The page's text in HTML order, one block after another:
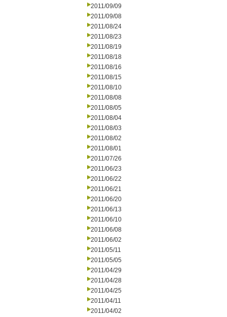
2011/09/09
2011/09/08
2011/08/24
2011/08/23
2011/08/19
2011/08/18
2011/08/16
2011/08/15
2011/08/10
2011/08/08
2011/08/05
2011/08/04
2011/08/03
2011/08/02
2011/08/01
2011/07/26
2011/06/23
2011/06/22
2011/06/21
2011/06/20
2011/06/13
2011/06/10
2011/06/08
2011/06/02
2011/05/11
2011/05/05
2011/04/29
2011/04/28
2011/04/25
2011/04/11
2011/04/02